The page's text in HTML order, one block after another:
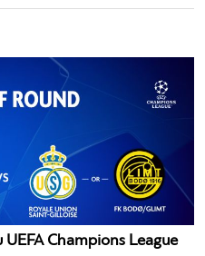
Champions League